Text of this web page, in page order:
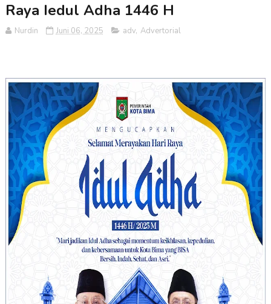
Raya Iedul Adha 1446 H
Nurdin Juni 06, 2025 adv, Advertorial